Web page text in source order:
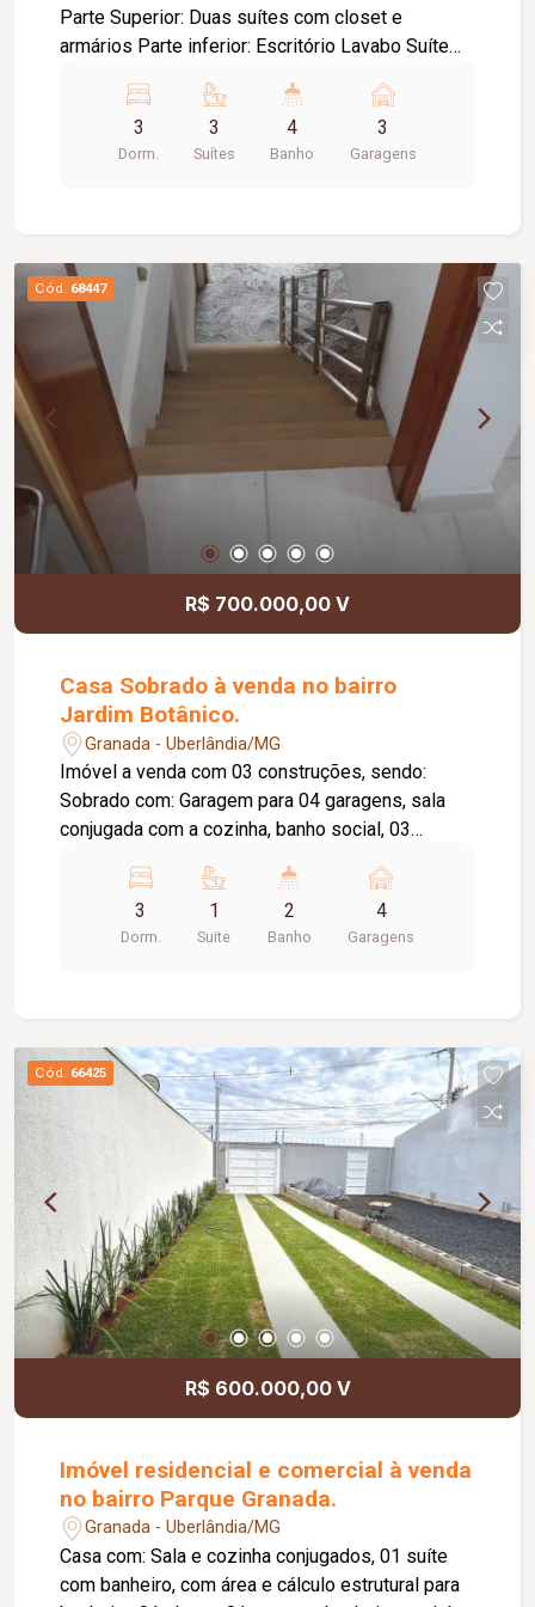
Parte Superior: Duas suítes com closet e
armários Parte inferior: Escritório Lavabo Suíte
cozinha Despensa Área de serviço Área gourmet
Garagem para 03 carros Câmera, alarme e
monitoramento com câmeras na rua.
3
Dorm.
3
Suítes
4
Banho
3
Garagens
Cód. 68447
R$ 700.000,00 V
Casa Sobrado à venda no bairro
Jardim Botânico.
Granada - Uberlândia/MG
Imóvel a venda com 03 construções, sendo:
Sobrado com: Garagem para 04 garagens, sala
conjugada com a cozinha, banho social, 03
Casa Lateral: Varanda, Sala e Cozinha conjugada,
quarto ampla, banheiro social. Aproximadamente
3
Dorm.
1
Suite
2
Banho
4
Garagens
Cód. 66425
R$ 600.000,00 V
Imóvel residencial e comercial à venda
no bairro Parque Granada.
Granada - Uberlândia/MG
Casa com: Sala e cozinha conjugados, 01 suíte
com banheiro, com área e cálculo estrutural para